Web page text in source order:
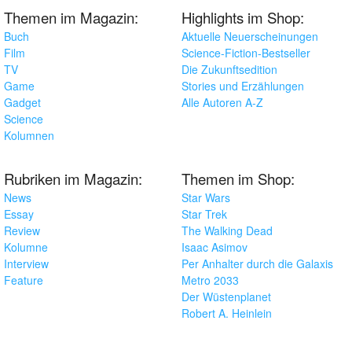
Themen im Magazin:
Buch
Film
TV
Game
Gadget
Science
Kolumnen
Highlights im Shop:
Aktuelle Neuerscheinungen
Science-Fiction-Bestseller
Die Zukunftsedition
Stories und Erzählungen
Alle Autoren A-Z
Rubriken im Magazin:
News
Essay
Review
Kolumne
Interview
Feature
Themen im Shop:
Star Wars
Star Trek
The Walking Dead
Isaac Asimov
Per Anhalter durch die Galaxis
Metro 2033
Der Wüstenplanet
Robert A. Heinlein